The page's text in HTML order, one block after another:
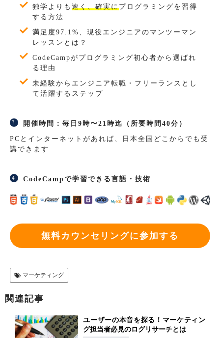
独学よりも 速く、確実にプログラミングを習得
する方法
満足度97.1%、現役エンジニアのマンツーマン
レッスンとは？
CodeCampがプログラミング初心者から選ばれ
る理由
未経験からエンジニア転職・フリーランスとし
て活躍するステップ
開催時間：毎日9時〜21時迄（所要時間40分）
PCとインターネットがあれば、日本全国どこからでも受
講できます
CodeCampで学習できる言語・技術
無料カウンセリングに参加する
マーケティング
関連記事
ユーザーの本音を探る！マーケティン
グ担当者必見のログリサーチとは